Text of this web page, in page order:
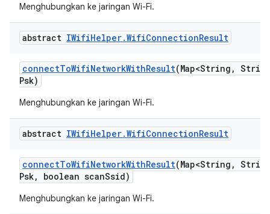
Menghubungkan ke jaringan Wi-Fi.
abstract IWifiHelper.WifiConnectionResult
connectToWifiNetworkWithResult(Map<String ,
Psk)
Menghubungkan ke jaringan Wi-Fi.
abstract IWifiHelper.WifiConnectionResult
connectToWifiNetworkWithResult(Map<String ,
Psk, boolean scanSsid)
Menghubungkan ke jaringan Wi-Fi.